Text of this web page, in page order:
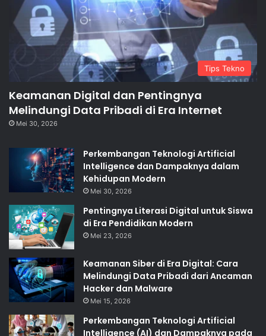
Tips Tekno
Keamanan Digital dan Pentingnya
Melindungi Data Pribadi di Era Internet
Mei 30, 2026
Perkembangan Teknologi Artificial
Intelligence dan Dampaknya dalam
Kehidupan Modern
Mei 30, 2026
Pentingnya Literasi Digital untuk Siswa
di Era Pendidikan Modern
Mei 23, 2026
Keamanan Siber di Era Digital: Cara
Melindungi Data Pribadi dari Ancaman
Hacker dan Malware
Mei 15, 2026
Perkembangan Teknologi Artificial
Intelligence (AI) dan Dampaknya pada